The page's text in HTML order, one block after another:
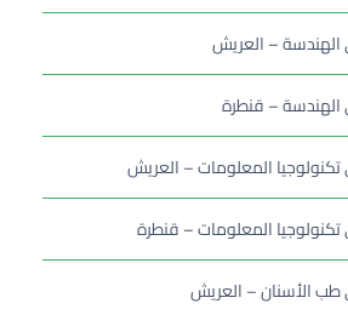
الهندسة – العريش
الهندسة – قنطرة
تكنولوجيا المعلومات – العريش
تكنولوجيا المعلومات – قنطرة
طب الأسنان – العريش